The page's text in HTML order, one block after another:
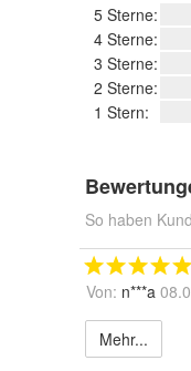
5 Sterne:
4 Sterne:
3 Sterne:
2 Sterne:
1 Stern:
So haben
Von: n***a
Mehr...